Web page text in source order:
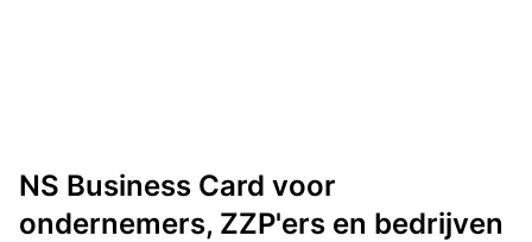
NS Business Card voor
ondernemers, ZZP'ers en bedrijven